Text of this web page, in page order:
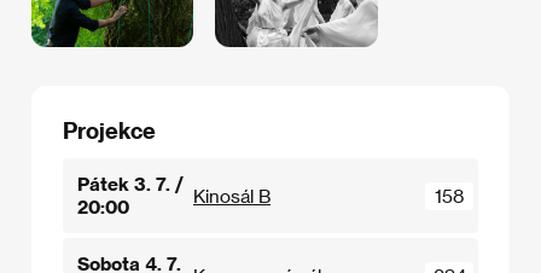
Projekce
Pátek 3. 7. /
20:00
Kinosál B 158
Sobota 4. 7.